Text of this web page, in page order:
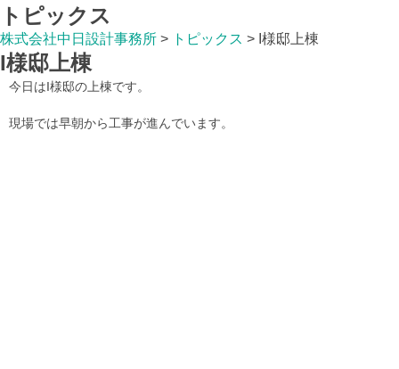
トピックス
株式会社中日設計事務所 > トピックス > I様邸上棟
I様邸上棟
今日はI様邸の上棟です。
現場では早朝から工事が進んでいます。